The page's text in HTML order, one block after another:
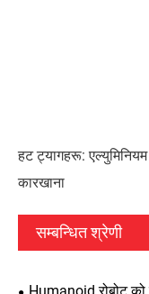
हट ट्यागहरू: एल्युमिनियम
कारखाना
सम्बन्धित श्रेणी